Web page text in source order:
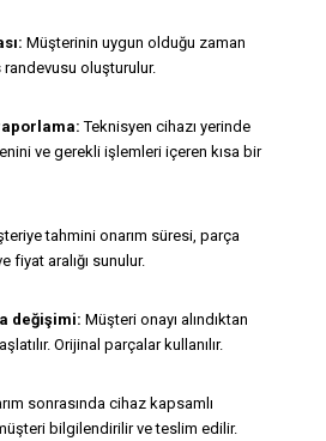
Müşterinin uygun olduğu zaman
randevusu oluşturulur.
Teknisyen cihazı yerinde
ve gerekli işlemleri içeren kısa bir
tahmini onarım süresi, parça
fiyat aralığı sunulur.
değişimi: Müşteri onayı alındıktan
Orijinal parçalar kullanılır.
sonrasında cihaz kapsamlı
bilgilendirilir ve teslim edilir.